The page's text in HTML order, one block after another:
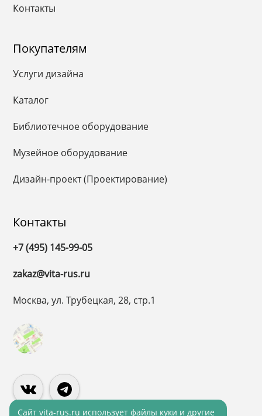
Контакты
Покупателям
Услуги дизайна
Каталог
Библиотечное оборудование
Музейное оборудование
Дизайн-проект (Проектирование)
Контакты
+7 (495) 145-99-05
zakaz@vita-rus.ru
Москва, ул. Трубецкая, 28, стр.1
Cайт vita-rus.ru использует файлы куки и другие